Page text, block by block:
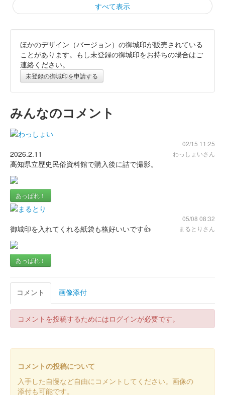
すべて表示
岡豊城 御城印 第15回長宗我部フェス限定版
配布終了
第15回長宗我部フェスで岡豊山スランプラリーを行うと、この日
限定の御城印がもらえた。
岡豊城 御城印
配布終了
岡豊山ガイド参加者の景品として無料配布された。
岡豊城 御城印
として配布
岡豊城 御城印
第14回岡豊山さくらまつりの限定デザインの御城印。期間中、入
館者にプレゼントされる。台紙には和紙を利用しており、中央に
岡豊城 御城印
ほかのデザイン（バージョン）の御城印が販売されている
ことがあります。もし未登録の御城印をお持ちの場合はご
連絡ください。
未登録の御城印を申請する
みんなのコメント
02/15 11:25
わっしょいさん
2026.2.11
高知県立歴史民俗資料館で購入後に詰で撮影。
あっぱれ！
05/08 08:32
まるとりさん
御城印を入れてくれる紙袋も格好いいです👍
あっぱれ！
コメント 画像添付
コメントを投稿するためにはログインが必要です。
コメントの投稿について
入手した自慢など自由にコメントしてください。画像の
添付も可能です。